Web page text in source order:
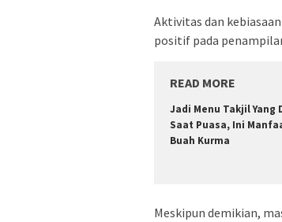
Aktivitas dan
positif pada
READ MORE
Jadi Menu Takjil Yang
Saat Puasa, Ini
Buah Kurma
Meskipun demikian,